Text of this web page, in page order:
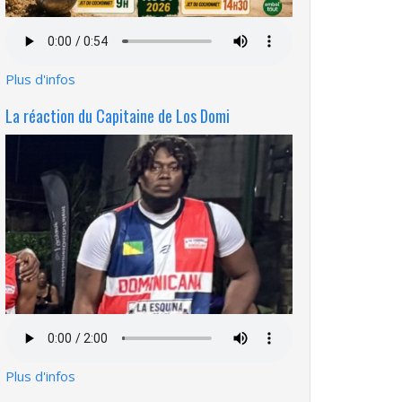
audio
Plus d'infos
La réaction du Capitaine de Los Domi
audio
Plus d'infos